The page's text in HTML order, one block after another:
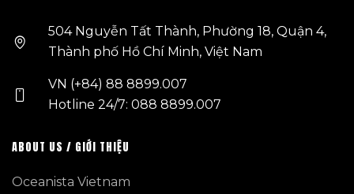
504 Nguyễn Tất Thành, Phường 18, Quận 4,
Thành phố Hồ Chí Minh, Việt Nam
VN (+84) 88 8899.007
Hotline 24/7: 088 8899.007
ABOUT US / GIỚI THIỆU
Oceanista Vietnam